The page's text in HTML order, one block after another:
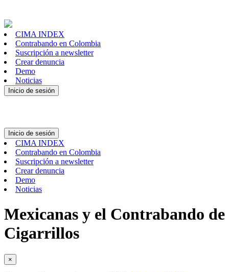
CIMA INDEX
Contrabando en Colombia
Suscripción a newsletter
Crear denuncia
Demo
Noticias
Inicio de sesión
Inicio de sesión
CIMA INDEX
Contrabando en Colombia
Suscripción a newsletter
Crear denuncia
Demo
Noticias
Mexicanas y el Contrabando de
Cigarrillos
×